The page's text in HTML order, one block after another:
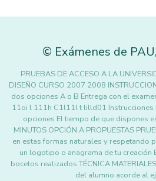
© Exámenes de PAU,
PRUEBAS DE ACCESO A LA
DISEÑO CURSO 2007 2008
dos opciones A o B Entrega con el
11oi l 111h C1l11l t lilld01 Instrucciones
opciones El tiempo de que dispones
MINUTOS OPCIÓN A PROPUESTAS
en estas formas naturales y respetando
un logotipo o anagrama de tu creación
bocetos realizados TÉCNICA
del alumno acorde al